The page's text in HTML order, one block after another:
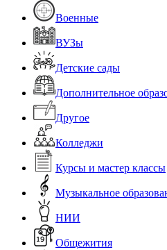
Военные
ВУЗы
Детские сады
Дополнительное
Другое
Колледжи
Курсы и мастер классы
Музыкальное
НИИ
Общежития